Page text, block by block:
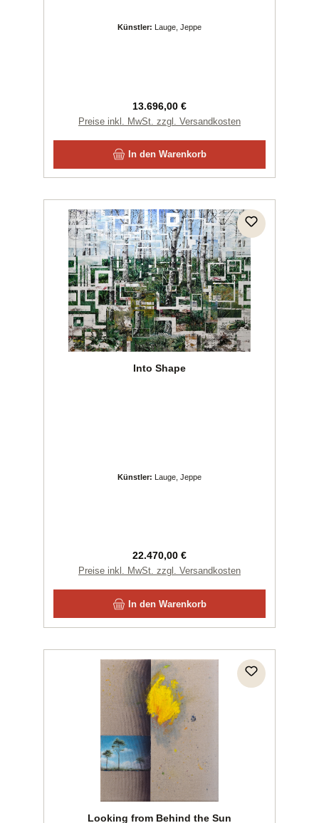
Künstler: Lauge, Jeppe
Regulärer Preis:
13.696,00 €
Preise inkl. MwSt. zzgl. Versandkosten
In den Warenkorb
Into Shape
Künstler: Lauge, Jeppe
Regulärer Preis:
22.470,00 €
Preise inkl. MwSt. zzgl. Versandkosten
In den Warenkorb
Looking from Behind the Sun